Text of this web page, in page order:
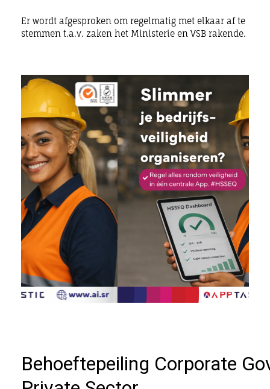
Er wordt afgesproken om regelmatig met elkaar af te
stemmen t.a.v. zaken het Ministerie en VSB rakende.